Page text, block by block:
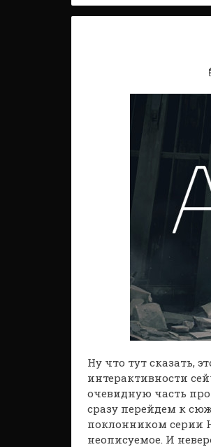
Ну что тут сказать,
интерактивности
очевидную часть про
сразу перейдем к
поклонником серии
неописуемое. И